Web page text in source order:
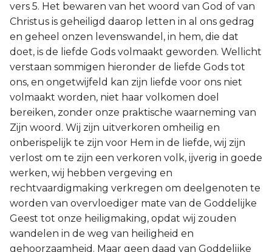
vers 5. Het bewaren van het woord van God of van
Christus is geheiligd daarop letten in al ons gedrag
en geheel onzen levenswandel, in hem, die dat
doet, is de liefde Gods volmaakt geworden. Wellicht
verstaan sommigen hieronder de liefde Gods tot
ons, en ongetwijfeld kan zijn liefde voor ons niet
volmaakt worden, niet haar volkomen doel
bereiken, zonder onze praktische waarneming van
Zijn woord. Wij zijn uitverkoren omheilig en
onberispelijk te zijn voor Hem in de liefde, wij zijn
verlost om te zijn een verkoren volk, ijverig in goede
werken, wij hebben vergeving en
rechtvaardigmaking verkregen om deelgenoten te
worden van overvloediger mate van de Goddelijke
Geest tot onze heiligmaking, opdat wij zouden
wandelen in de weg van heiligheid en
gehoorzaamheid. Maar geen daad van Goddelijke